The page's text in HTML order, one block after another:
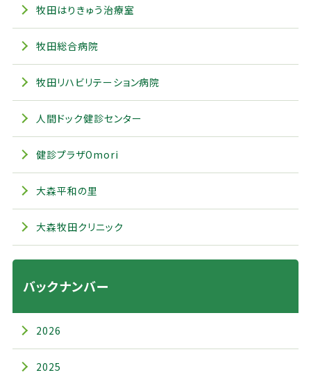
牧田はりきゅう治療室
牧田総合病院
牧田リハビリテーション病院
人間ドック健診センター
健診プラザOmori
大森平和の里
大森牧田クリニック
バックナンバー
2026
2025